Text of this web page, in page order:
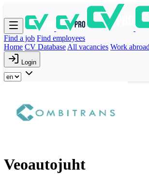
Find a job Find employees
Home CV Database All vacancies Work abroad
Login
Veoautojuht